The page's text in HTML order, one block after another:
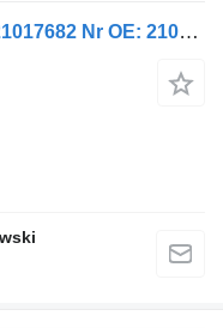
Ror Schomäcker 88759000 O E 21017682 Nr OE: 21017682 bladveer voor oplegger